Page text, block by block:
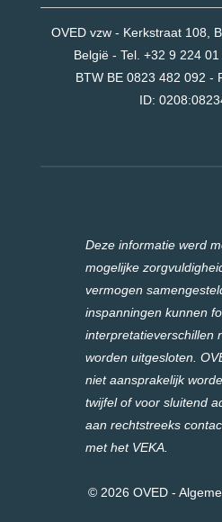
OVED vzw - Kerkstraat 108,
België - Tel. +32 9 224 01
BTW BE 0823 482 092 -
ID:
Deze informatie werd
mogelijke
vermogen
inspanningen kunnen
interpretatieverschillen
worden uitgesloten.
niet aansprakelijk
twijfel of voor sluitend
aan rechtstreeks
met het VEKA.
© 2026 OVED -